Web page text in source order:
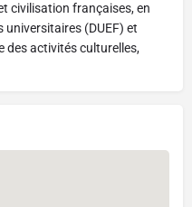
civilisation françaises, en
(DUEF) et
des activités culturelles,